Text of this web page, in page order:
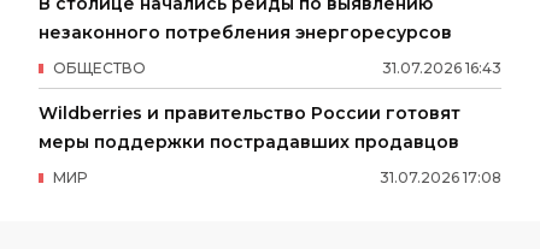
незаконного потребления энергоресурсов
31.07.2026 16:43
ОБЩЕСТВО
Wildberries и правительство России готовят
меры поддержки пострадавших продавцов
31.07.2026 17:08
МИР